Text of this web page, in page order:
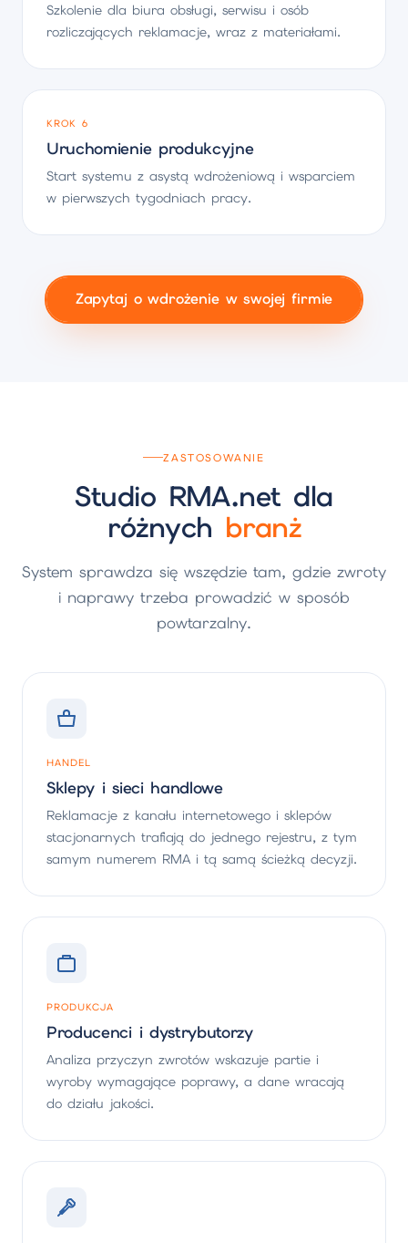
Szkolenie dla biura obsługi, serwisu i osób
rozliczających reklamacje, wraz z materiałami.
KROK 6
Uruchomienie produkcyjne
Start systemu z asystą wdrożeniową i wsparciem
w pierwszych tygodniach pracy.
Zapytaj o wdrożenie w swojej firmie
ZASTOSOWANIE
Studio RMA.net dla
różnych branż
System sprawdza się wszędzie tam, gdzie zwroty
i naprawy trzeba prowadzić w sposób
powtarzalny.
HANDEL
Sklepy i sieci handlowe
Reklamacje z kanału internetowego i sklepów
stacjonarnych trafiają do jednego rejestru, z tym
samym numerem RMA i tą samą ścieżką decyzji.
PRODUKCJA
Producenci i dystrybutorzy
Analiza przyczyn zwrotów wskazuje partie i
wyroby wymagające poprawy, a dane wracają
do działu jakości.